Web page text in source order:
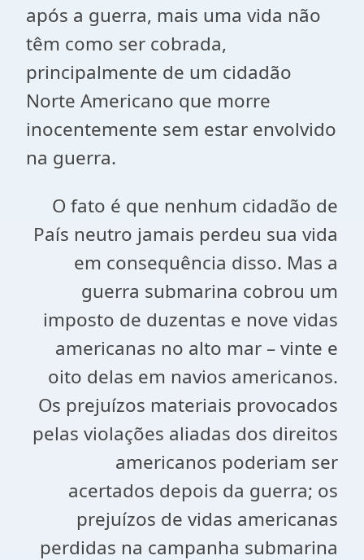
após a guerra, mais uma vida não
têm como ser cobrada,
principalmente de um cidadão
Norte Americano que morre
inocentemente sem estar envolvido
na guerra.
O fato é que nenhum cidadão de
País neutro jamais perdeu sua vida
em consequência disso. Mas a
guerra submarina cobrou um
imposto de duzentas e nove vidas
americanas no alto mar – vinte e
oito delas em navios americanos.
Os prejuízos materiais provocados
pelas violações aliadas dos direitos
americanos poderiam ser
acertados depois da guerra; os
prejuízos de vidas americanas
perdidas na campanha submarina